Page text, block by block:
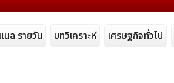
ล รายวัน บทวิเคราะห์ เศรษฐกิจทั่วไป